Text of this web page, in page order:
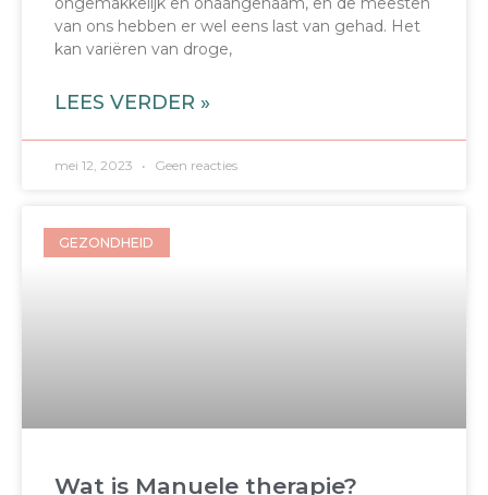
van ons hebben er wel eens last van gehad. Het
kan variëren van droge,
LEES VERDER »
mei 12, 2023 Geen reacties
GEZONDHEID
Wat is Manuele therapie?